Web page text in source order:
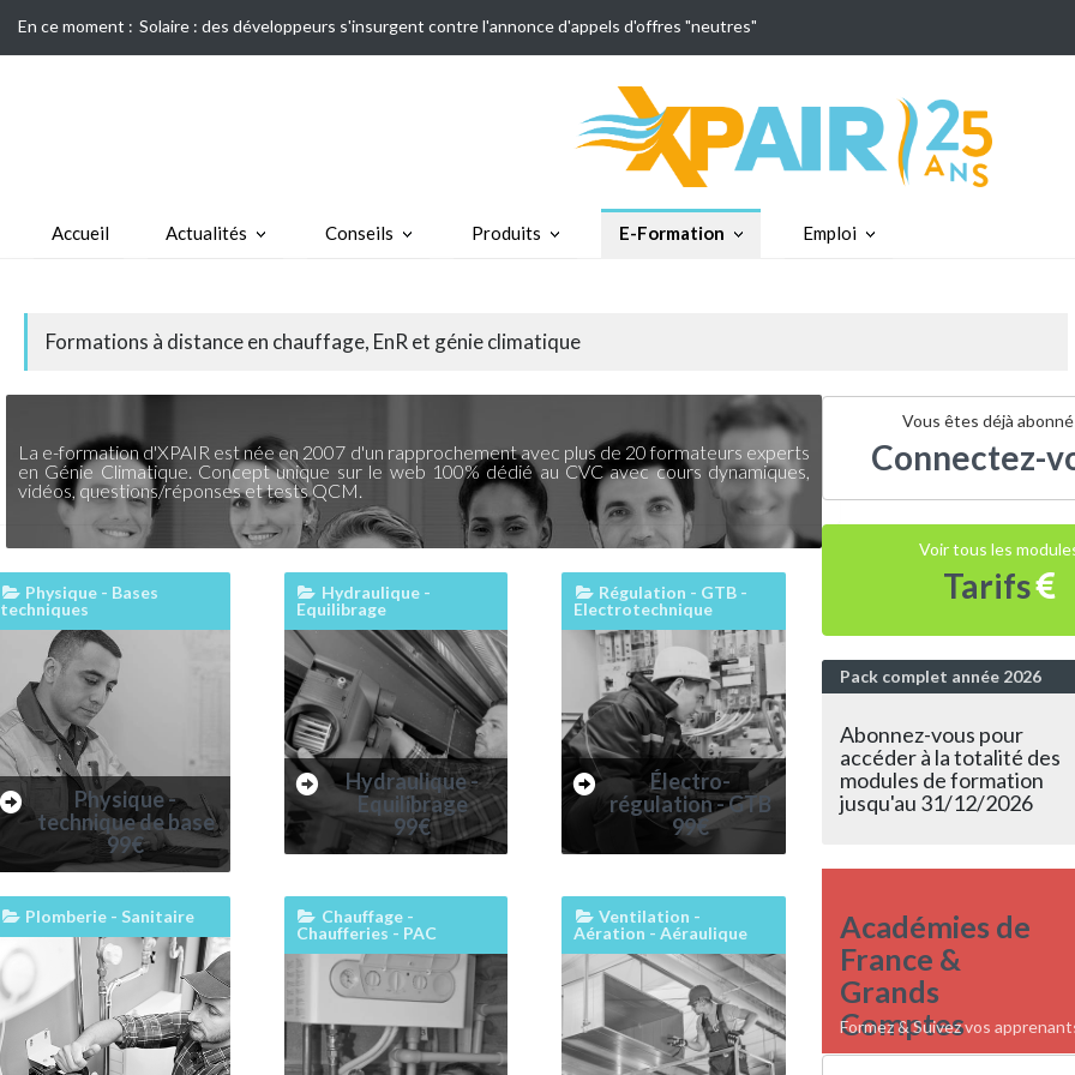
En ce moment : Solaire : des développeurs s'insurgent contre l'annonce d'appels d'offres "neutres"
Accueil Actualités Conseils Produits E-Formation Emploi
Formations à distance en chauffage, EnR et génie climatique
La e-formation d'XPAIR est née en 2007 d'un rapprochement avec plus de 20 formateurs experts
en Génie Climatique. Concept unique sur le web 100% dédié au CVC avec cours dynamiques,
vidéos, questions/réponses et tests QCM.
Physique - Bases
techniques
Physique -
technique de base
99€
Hydraulique -
Equilibrage
Hydraulique -
Equilibrage
99€
Régulation - GTB -
Electrotechnique
Électro-
régulation - GTB
99€
Plomberie - Sanitaire
Chauffage -
Chaufferies - PAC
Ventilation -
Aération - Aéraulique
Vous êtes déjà abonné
Connectez-
Voir tous les
Tarifs
Pack complet année 2026
Abonnez-vous pour
accéder à la totalité des
modules de formation
jusqu'au 31/12/2026
Académies de
France &
Grands
Comptes
Formez & Suivez vos